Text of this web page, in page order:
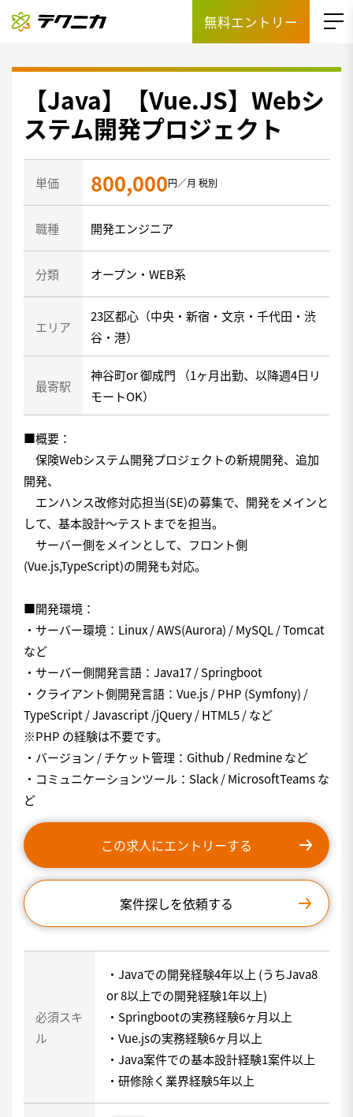
無料エントリー
【Java】【Vue.JS】Webシ
ステム開発プロジェクト
単価 800,000円／月 税別
職種 開発エンジニア
分類 オープン・WEB系
エリア
23区都心（中央・新宿・文京・千代田・渋
谷・港）
最寄駅
神谷町or 御成門 （1ヶ月出勤、以降週4日リ
モートOK）
■概要：
保険Webシステム開発プロジェクトの新規開発、追加
開発、
エンハンス改修対応担当(SE)の募集で、開発をメインと
して、基本設計〜テストまでを担当。
サーバー側をメインとして、フロント側
(Vue.js,TypeScript)の開発も対応。
■開発環境：
・サーバー環境：Linux / AWS(Aurora) / MySQL / Tomcat
など
・サーバー側開発言語：Java17 / Springboot
・クライアント側開発言語：Vue.js / PHP (Symfony) /
TypeScript / Javascript /jQuery / HTML5 / など
※PHP の経験は不要です。
・バージョン / チケット管理：Github / Redmine など
・コミュニケーションツール：Slack / MicrosoftTeams な
ど
この求人にエントリーする
案件探しを依頼する
必須スキ
ル
・Javaでの開発経験4年以上 (うちJava8
or 8以上での開発経験1年以上)
・Springbootの実務経験6ヶ月以上
・Vue.jsの実務経験6ヶ月以上
・Java案件での基本設計経験1案件以上
・研修除く業界経験5年以上